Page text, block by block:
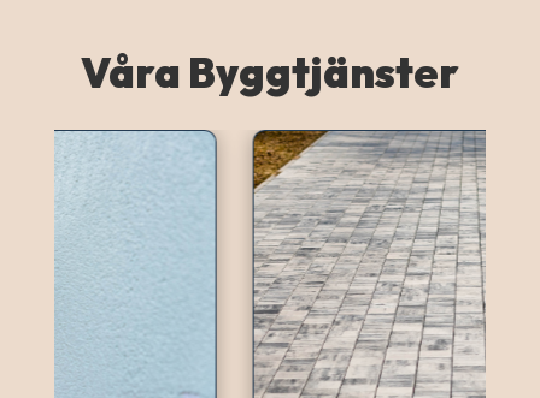
Våra Byggtjänster